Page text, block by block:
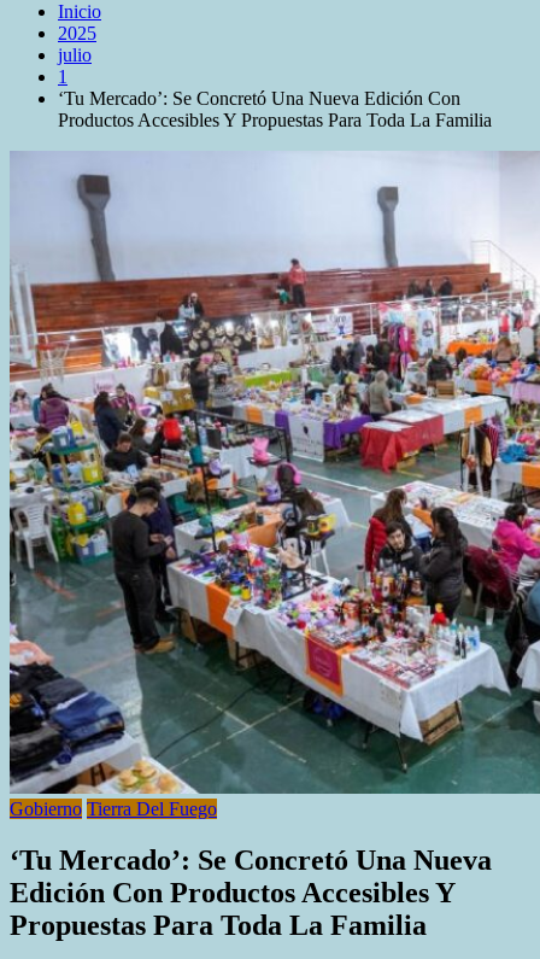
Inicio
2025
julio
1
‘Tu Mercado’: Se Concretó Una Nueva Edición Con
Productos Accesibles Y Propuestas Para Toda La Familia
Gobierno Tierra Del Fuego
‘Tu Mercado’: Se Concretó Una Nueva
Edición Con Productos Accesibles Y
Propuestas Para Toda La Familia